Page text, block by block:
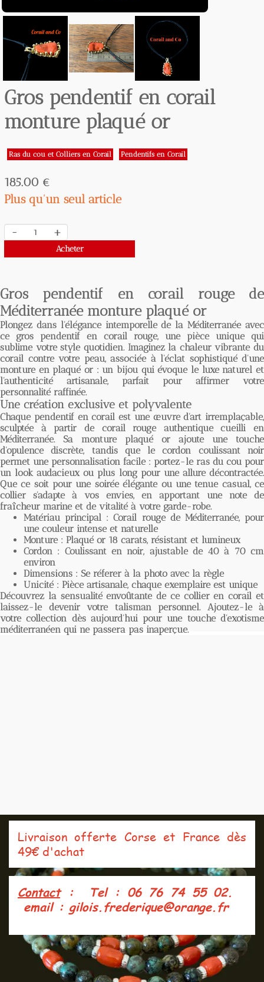
Gros pendentif en corail
monture plaqué or
Ras du cou et Colliers en Corail Pendentifs en Corail
185.00 €
Plus qu'un seul article
- +
Acheter
Gros pendentif en corail rouge de
Méditerranée monture plaqué or
Plongez dans l'élégance intemporelle de la Méditerranée avec
ce gros pendentif en corail rouge, une pièce unique qui
sublime votre style quotidien. Imaginez la chaleur vibrante du
corail contre votre peau, associée à l'éclat sophistiqué d'une
monture en plaqué or : un bijou qui évoque le luxe naturel et
l'authenticité artisanale, parfait pour affirmer votre
personnalité raffinée.
Une création exclusive et polyvalente
Chaque pendentif en corail est une œuvre d'art irremplaçable,
sculptée à partir de corail rouge authentique cueilli en
Méditerranée. Sa monture plaqué or ajoute une touche
d'opulence discrète, tandis que le cordon coulissant noir
permet une personnalisation facile : portez-le ras du cou pour
un look audacieux ou plus long pour une allure décontractée.
Que ce soit pour une soirée élégante ou une tenue casual, ce
collier s'adapte à vos envies, en apportant une note de
fraîcheur marine et de vitalité à votre garde-robe.
Matériau principal : Corail rouge de Méditerranée, pour
une couleur intense et naturelle
Monture : Plaqué or 18 carats, résistant et lumineux
Cordon : Coulissant en noir, ajustable de 40 à 70 cm
environ
Dimensions : Se réferer à la photo avec la règle
Unicité : Pièce artisanale, chaque exemplaire est unique
Découvrez la sensualité envoûtante de ce collier en corail et
laissez-le devenir votre talisman personnel. Ajoutez-le à
votre collection dès aujourd'hui pour une touche d'exotisme
méditerranéen qui ne passera pas inaperçue.
Livraison offerte Corse et France dès
49€ d'achat
Contact: Tel : 06 76 74 55 02.
email : gilois.frederique@orange.fr